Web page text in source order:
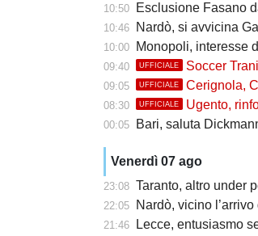
10:50 Esclusione Fasano dal
10:46 Nardò, si avvicina
10:00 Monopoli, interesse
09:40 UFFICIALE Soccer
09:05 UFFICIALE Cerignola,
08:30 UFFICIALE Ugento,
00:05 Bari, saluta
Venerdì 07 ago
23:08 Taranto, altro under
22:05 Nardò, vicino
21:46 Lecce, entusiasmo